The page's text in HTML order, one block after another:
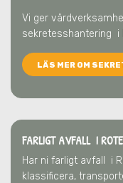
Vi ger
sekretesshantering i
LÄS MER OM
FARLIGT AVFALL I
Har ni farligt avfall i
klassificera,